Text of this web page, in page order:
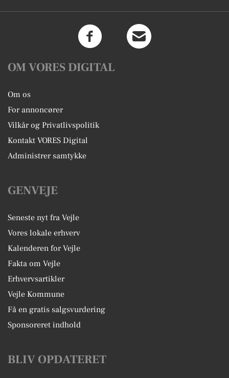
OM VORES DIGITAL
Om os
For annoncører
Vilkår og Privatlivspolitik
Kontakt VORES Digital
Administrer samtykke
GENVEJE
Seneste nyt fra Vejle
Vores lokale erhverv
Kalenderen for Vejle
Fakta om Vejle
Erhvervsartikler
Vejle Kommune
Få en gratis salgsvurdering
Sponsoreret indhold
BLIV OPDATERET